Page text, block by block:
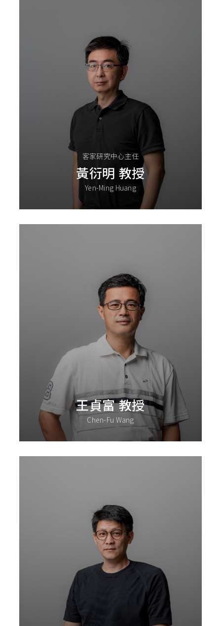
客家研究中心主任
黃衍明 教授
Yen-Ming Huang
王貞富 教授
Chen-Fu Wang